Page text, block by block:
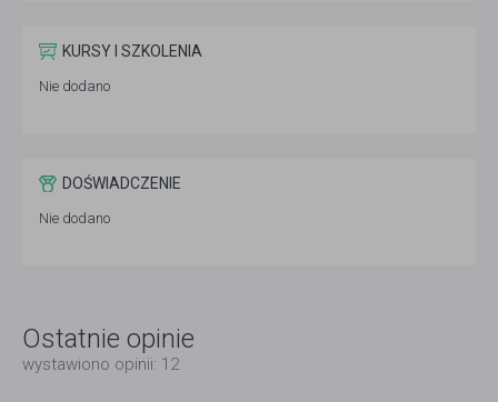
KURSY I SZKOLENIA
Nie dodano
DOŚWIADCZENIE
Nie dodano
Ostatnie opinie
wystawiono opinii: 12